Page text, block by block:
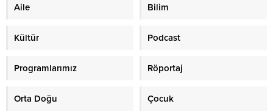
Aile Bilim
Kültür Podcast
Programlarımız Röportaj
Orta Doğu Çocuk